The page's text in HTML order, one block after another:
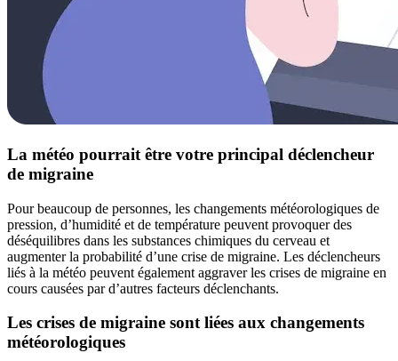
La météo pourrait être votre principal déclencheur
de migraine
Pour beaucoup de personnes, les changements météorologiques de
pression, d’humidité et de température peuvent provoquer des
déséquilibres dans les substances chimiques du cerveau et
augmenter la probabilité d’une crise de migraine. Les déclencheurs
liés à la météo peuvent également aggraver les crises de migraine en
cours causées par d’autres facteurs déclenchants.
Les crises de migraine sont liées aux changements
météorologiques